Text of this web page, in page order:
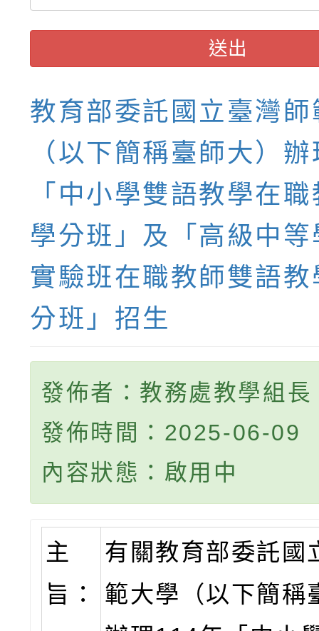
送出
教育部委託國立臺灣師
（以下簡稱臺師大）
「中小學雙語教學在
學分班」及「高級中
實驗班在職教師雙語
分班」招生
發佈者：教務處教學組長
發佈時間：2025-06-09
內容狀態：啟用中
主
旨：
有關教育部委託國
範大學（以下簡稱